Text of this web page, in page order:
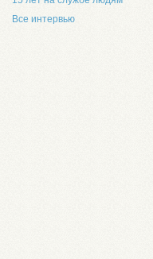
Все интервью